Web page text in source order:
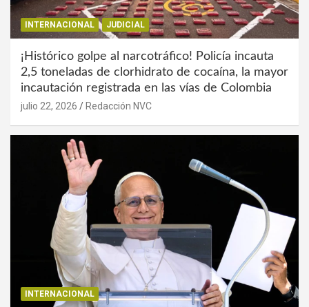
INTERNACIONAL JUDICIAL
¡Histórico golpe al narcotráfico! Policía incauta
2,5 toneladas de clorhidrato de cocaína, la mayor
incautación registrada en las vías de Colombia
julio 22, 2026 Redacción NVC
INTERNACIONAL